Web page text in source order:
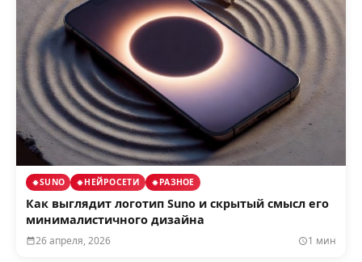
SUNO НЕЙРОСЕТИ РАЗНОЕ
Как выглядит логотип Suno и скрытый смысл его
минималистичного дизайна
26 апреля, 2026 1 мин